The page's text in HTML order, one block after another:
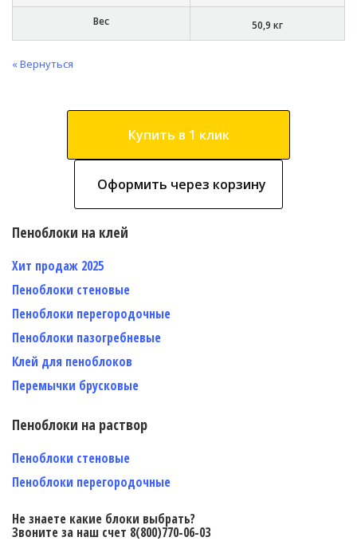
Вес 50,9 кг
« Вернуться
Купить в 1 клик
Оформить через корзину
Пеноблоки на клей
Хит продаж 2025
Пеноблоки стеновые
Пеноблоки перегородочные
Пеноблоки пазогребневые
Клей для пеноблоков
Перемычки брусковые
Пеноблоки на раствор
Пеноблоки стеновые
Пеноблоки перегородочные
Не знаете какие блоки выбрать?
Звоните за наш счет 8(800)770-06-03